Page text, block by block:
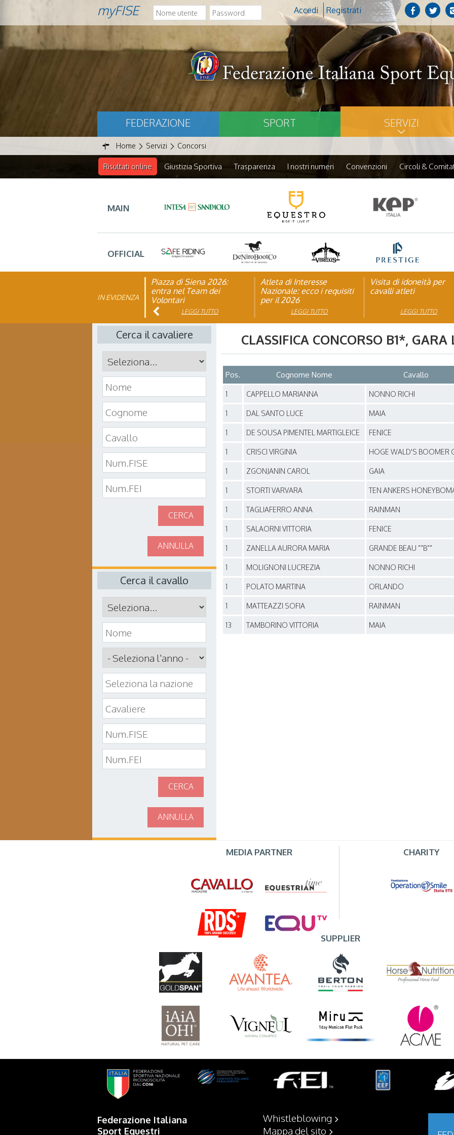
myFISE Accedi Registrati
FEDERAZIONE SPORT SERVIZI
Home Servizi Concorsi
Risultati online Giustizia Sportiva Trasparenza I nostri numeri Convenzioni Circoli &
MAIN
OFFICIAL
IN EVIDENZA
Piazza di Siena 2026:
entra nel Team dei
Volontari
LEGGI TUTTO
Atleta di Interesse
Nazionale: ecco i requisiti
per il 2026
LEGGI TUTTO
Visita di idoneità per
cavalli atleti
LEGGI TUTTO
FISE: aperta la Campagna
affiliazione 2026
LEGGI TUTTO
Natale con la FISE: al via
la nona edizione
dell’iniziativa solidale della
Federazione Italiana Sport
LEGGI TUTTO
Studente Atleta di alto
livello: pubblicato il
2025/2026LEGGI TUTTO
Cerca il cavaliere
CERCA
ANNULLA
Cerca il cavallo
CERCA
ANNULLA
CLASSIFICA CONCORSO B1*, GARA
Pos. Cognome Nome Cavallo
1 CAPPELLO MARIANNA NONNO RICHI
1 DAL SANTO LUCE MAIA
1 DE SOUSA PIMENTEL MARTIGLEICE FENICE
1 CRISCI VIRGINIA HOGE WALD'S BOOMER
1 ZGONJANIN CAROL GAIA
1 STORTI VARVARA TEN ANKERS
1 TAGLIAFERRO ANNA RAINMAN
1 SALAORNI VITTORIA FENICE
1 ZANELLA AURORA MARIA GRANDE BEAU ""B""
1 MOLIGNONI LUCREZIA NONNO RICHI
1 POLATO MARTINA ORLANDO
1 MATTEAZZI SOFIA RAINMAN
13 TAMBORINO VITTORIA MAIA
MEDIA PARTNER CHARITY
SUPPLIER
Federazione Italiana
Sport Equestri
Whistleblowing
Mappa del sito